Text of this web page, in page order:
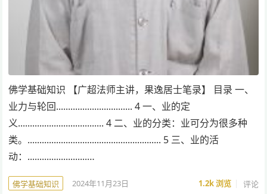
佛学基础知识 【广超法师主讲，果逸居士笔录】 目录 一、
业力与轮回................................ 4 一、业的定
义.................................... 4 二、业的分类：业可分为很多种
类。........................................................ 5 三、业的活
动：.........................…
佛学基础知识 2024年11月23日 1.2k浏览 评论